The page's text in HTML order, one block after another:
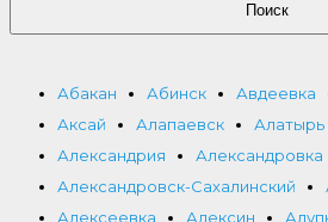
Поиск
Абакан Абинск Авдеевка
Аксай
Алапаевск Алатырь
Александрия
Александровка
Александровск-Сахалинский
Алексеевка
Алексин